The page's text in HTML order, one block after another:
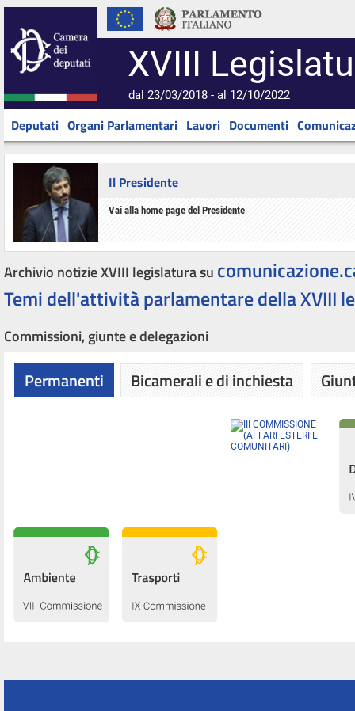
XVIII
dal 23/03/2018 - al 12/10/2022
Deputati Organi Parlamentari Lavori Documenti
Il Presidente
Vai alla home page del Presidente
Archivio notizie XVIII legislatura su
Temi dell'attività parlamentare della XVIII
Commissioni, giunte e delegazioni
Permanenti Bicamerali e di inchiesta